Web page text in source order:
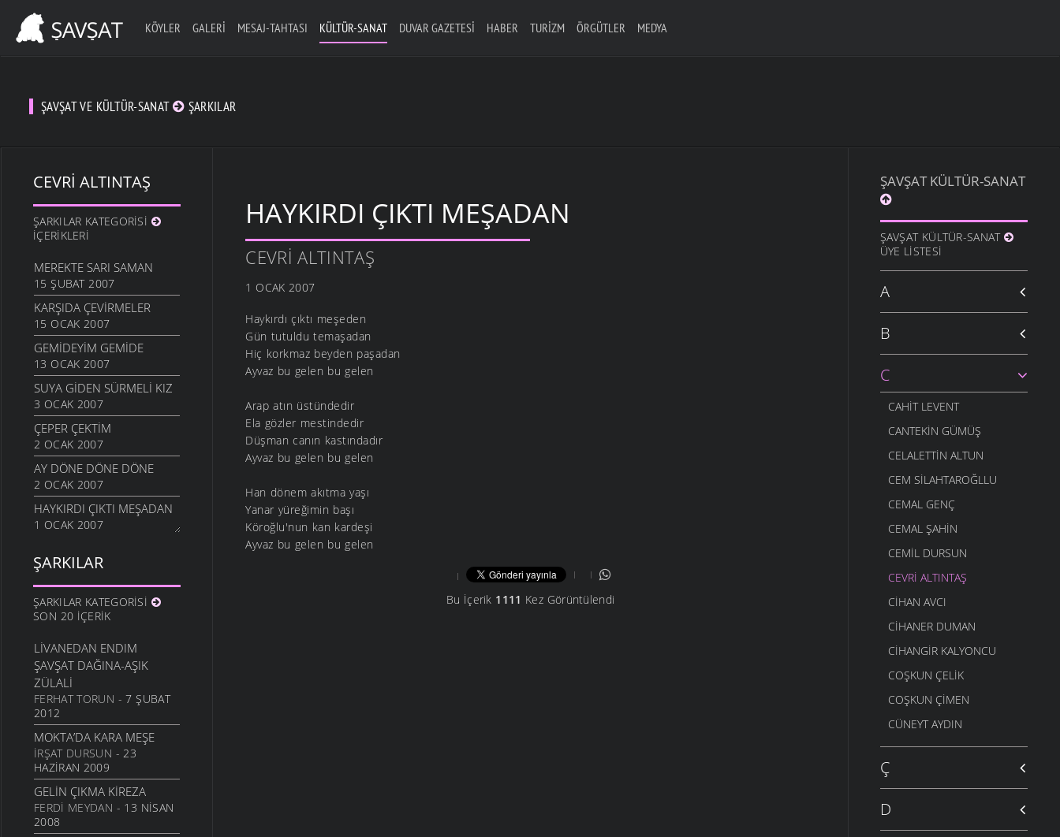
KÖYLER GALERI MESAJ-TAHTASI KÜLTÜR-SANAT DUVAR GAZETESI HABER TURIZM ÖRGÜTLER MEDYA
ŞAVŞAT VE KÜLTÜR-SANAT ŞARKILAR
CEVRI ALTINTAŞ
ŞARKILAR KATEGORISI
İÇERIKLERI
MEREKTE SARI SAMAN
15 ŞUBAT 2007
KARŞIDA ÇEVIRMELER
15 OCAK 2007
GEMIDEYIM GEMIDE
13 OCAK 2007
SUYA GIDEN SÜRMELI KIZ
3 OCAK 2007
ÇEPER ÇEKTIM
2 OCAK 2007
AY DÖNE DÖNE DÖNE
2 OCAK 2007
HAYKIRDI ÇIKTI MEŞADAN
1 OCAK 2007
ŞARKILAR
ŞARKILAR KATEGORISI
SON 20 İÇERIK
LIVANEDAN ENDIM
ŞAVŞAT DAĞINA-AŞIK
ZÜLALI
FERHAT TORUN - 7 ŞUBAT
2012
MOKTA’DA KARA MEŞE
İRŞAT DURSUN - 23
HAZIRAN 2009
GELIN ÇIKMA KIREZA
FERDI MEYDAN - 13 NISAN
2008
HAYKIRDI ÇIKTI MEŞADAN
CEVRI ALTINTAŞ
1 OCAK 2007
Haykırdı çıktı meşeden
Gün tutuldu temaşadan
Hiç korkmaz beyden paşadan
Ayvaz bu gelen bu gelen
Arap atın üstündedir
Ela gözler mestindedir
Düşman canın kastındadır
Ayvaz bu gelen bu gelen
Han dönem akıtma yaşı
Yanar yüreğimin başı
Köroğlu'nun kan kardeşi
Ayvaz bu gelen bu gelen
Bu İçerik 1111 Kez Görüntülendi
ŞAVŞAT KÜLTÜR-SANAT
ŞAVŞAT KÜLTÜR-SANAT
ÜYE LISTESI
A
B
C
CAHIT LEVENT
CANTEKIN GÜMÜŞ
CELALETTIN ALTUN
CEM SILAHTAROĞLLU
CEMAL GENÇ
CEMAL ŞAHIN
CEMIL DURSUN
CEVRI ALTINTAŞ
CIHAN AVCI
CIHANER DUMAN
CIHANGIR KALYONCU
COŞKUN ÇELIK
COŞKUN ÇIMEN
CÜNEYT AYDIN
Ç
D